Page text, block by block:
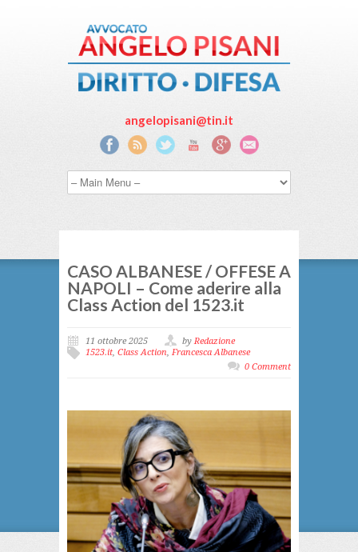
angelopisani@tin.it
CASO ALBANESE / OFFESE A
NAPOLI – Come aderire alla
Class Action del 1523.it
11 ottobre 2025 byRedazione
1523.it, Class Action, Francesca Albanese
0 Comment